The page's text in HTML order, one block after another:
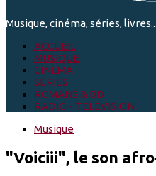
Musique, cinéma, séries, livres...
ACCUEIL
MUSIQUE
CINEMA
SÉRIES
ROMANS & BD
RADIO - TELEVISION
Musique
"Voiciii", le son